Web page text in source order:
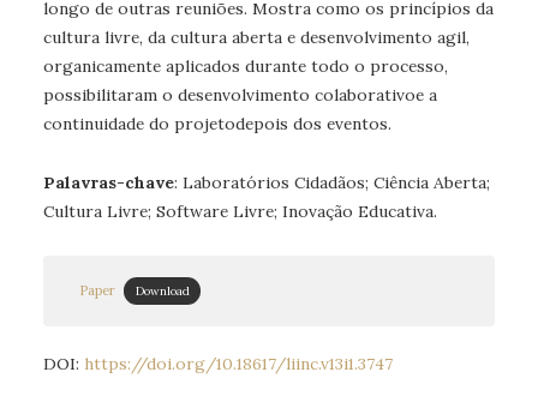
longo de outras reuniões. Mostra como os princípios da
cultura livre, da cultura aberta e desenvolvimento agil,
organicamente aplicados durante todo o processo,
possibilitaram o desenvolvimento colaborativoe a
continuidade do projetodepois dos eventos.
Palavras-chave: Laboratórios Cidadãos; Ciência Aberta;
Cultura Livre; Software Livre; Inovação Educativa.
Paper Download
DOI: https://doi.org/10.18617/liinc.v13i1.3747